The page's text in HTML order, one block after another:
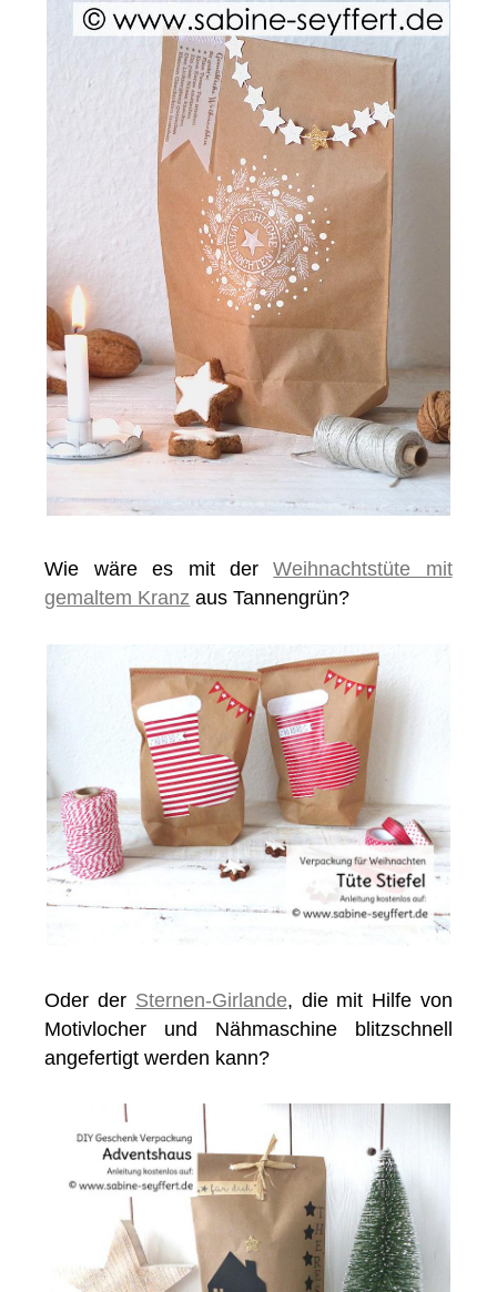
Wie wäre es mit derWeihnachtstüte mit
gemaltem Kranz aus Tannengrün?
Oder der Sternen-Girlande, die mit Hilfe von
Motivlocher und Nähmaschine blitzschnell
angefertigt werden kann?